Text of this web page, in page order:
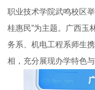
职业技术学院武鸣校区
桂惠民”为主题。广西玉
务系、机电工程系师生
相，充分展现办学特色与